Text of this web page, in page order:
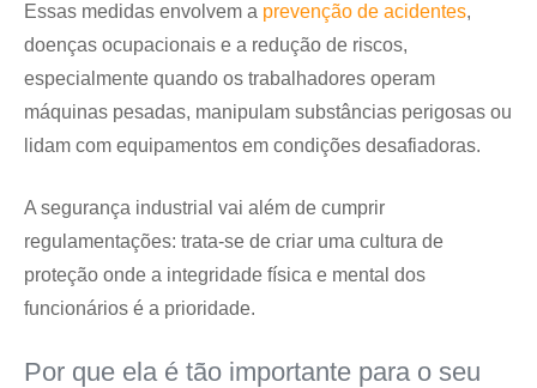
Essas medidas envolvem a prevenção de acidentes,
doenças ocupacionais e a redução de riscos,
especialmente quando os trabalhadores operam
máquinas pesadas, manipulam substâncias perigosas ou
lidam com equipamentos em condições desafiadoras.
A segurança industrial vai além de cumprir
regulamentações: trata-se de criar uma cultura de
proteção onde a integridade física e mental dos
funcionários é a prioridade.
Por que ela é tão importante para o seu